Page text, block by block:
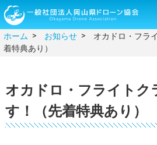
ホーム お知らせ
オカドロ・フラ
着特典あり）
オカドロ・フライトク
す！（先着特典あり）